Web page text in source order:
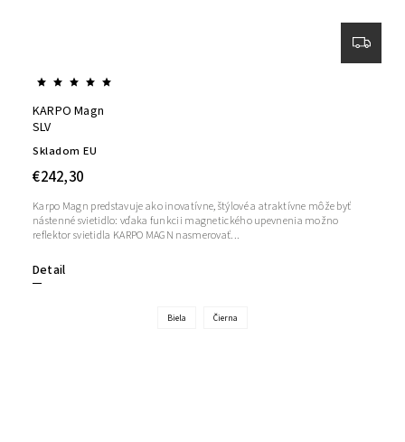
KARPO Magn
SLV
Skladom EU
€242,30
Detail
Karpo Magn predstavuje ako inovatívne, štýlové a atraktívne môže byť
nástenné svietidlo: vďaka funkcii magnetického upevnenia možno
reflektor svietidla KARPO MAGN nasmerovať...
Biela Čierna